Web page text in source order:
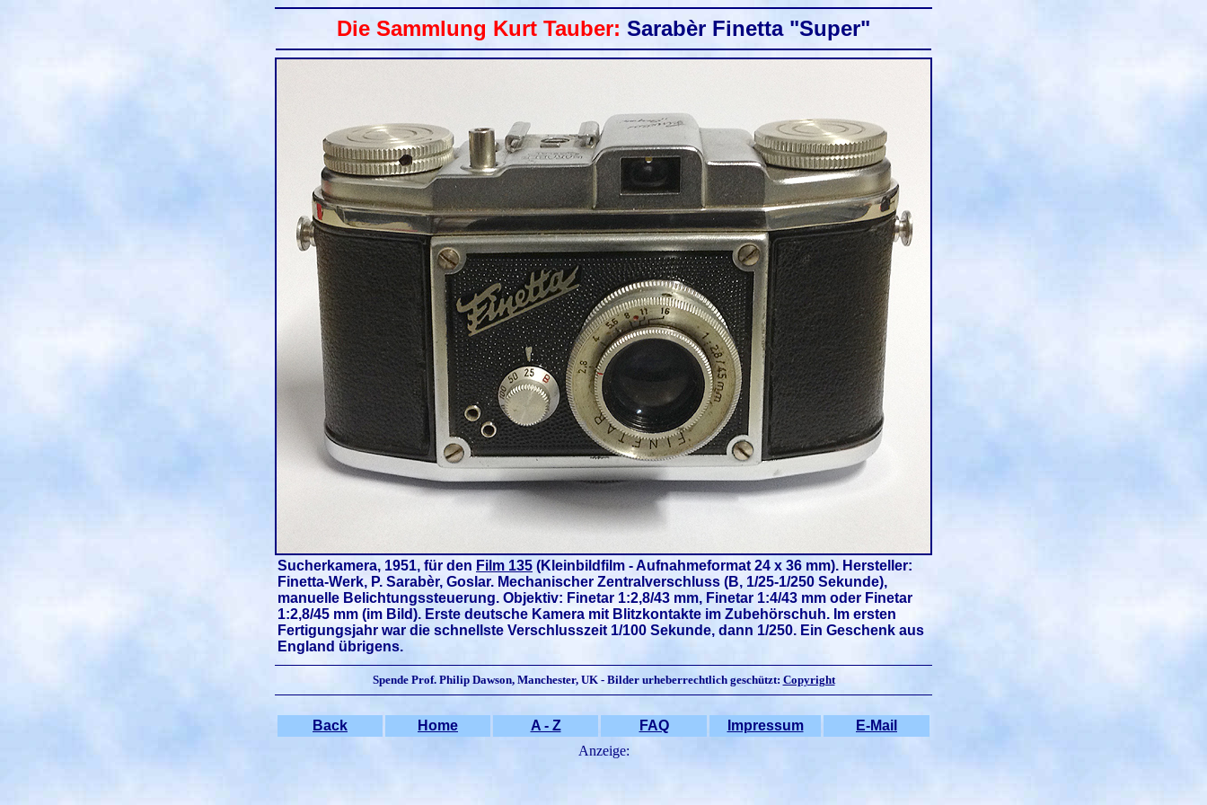
Die Sammlung Kurt Tauber: Sarabèr Finetta "Super"
Sucherkamera, 1951, für den Film 135 (Kleinbildfilm - Aufnahmeformat 24 x 36 mm). Hersteller:
Finetta-Werk, P. Sarabèr, Goslar. Mechanischer Zentralverschluss (B, 1/25-1/250 Sekunde),
manuelle Belichtungssteuerung. Objektiv: Finetar 1:2,8/43 mm, Finetar 1:4/43 mm oder Finetar
1:2,8/45 mm (im Bild). Erste deutsche Kamera mit Blitzkontakte im Zubehörschuh. Im ersten
Fertigungsjahr war die schnellste Verschlusszeit 1/100 Sekunde, dann 1/250. Ein Geschenk aus
England übrigens.
Spende Prof. Philip Dawson, Manchester, UK - Bilder urheberrechtlich geschützt: Copyright
Back Home A - Z FAQ Impressum
E-Mail
Anzeige: